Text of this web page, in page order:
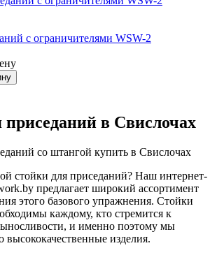
с ограничителями WSW-2
в Свислочах
стойки для приседаний? Наш интернет-
предлагает широкий ассортимент
этого базового упражнения. Стойки
каждому, кто стремится к
и именно поэтому мы
высококачественные изделия.